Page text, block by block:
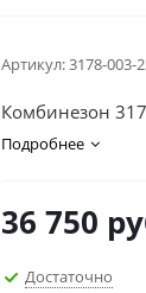
Артикул:3178-003-
Комбинезон
Подробнее
36 750
Достаточно